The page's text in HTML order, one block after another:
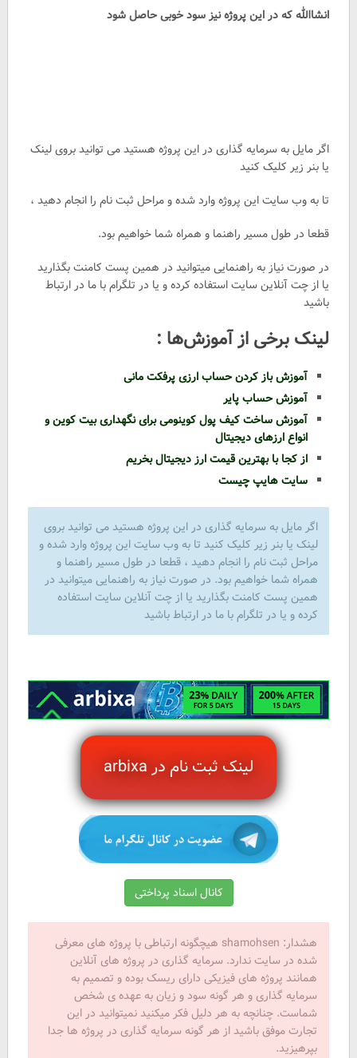
انشاالله که در این پروژه نیز سود خوبی حاصل شود
اگر مایل به سرمایه گذاری در این پروژه هستید می توانید بروی لینک
یا بنر زیر کلیک کنید
تا به وب سایت این پروژه وارد شده و مراحل ثبت نام را انجام دهید ،
قطعا در طول مسیر راهنما و همراه شما خواهیم بود.
در صورت نیاز به راهنمایی میتوانید در همین پست کامنت بگذارید
یا از چت آنلاین سایت استفاده کرده و یا در تلگرام با ما در ارتباط
باشید
لینک برخی از آموزش‌ها :
آموزش باز کردن حساب ارزی پرفکت مانی
آموزش حساب پایر
آموزش ساخت کیف پول کوینومی برای نگهداری بیت کوین و
انواع ارزهای دیجیتال
از کجا با بهترین قیمت ارز دیجیتال بخریم
سایت هایپ چیست
اگر مایل به سرمایه گذاری در این پروژه هستید می توانید بروی
لینک یا بنر زیر کلیک کنید تا به وب سایت این پروژه وارد شده و
مراحل ثبت نام را انجام دهید ، قطعا در طول مسیر راهنما و
همراه شما خواهیم بود. در صورت نیاز به راهنمایی میتوانید در
همین پست کامنت بگذارید یا از چت آنلاین سایت استفاده
کرده و یا در تلگرام با ما در ارتباط باشید
لینک ثبت نام در arbixa
هشدار: shamohsen هیچگونه ارتباطی با پروژه های معرفی
شده در سایت ندارد. سرمایه گذاری در پروژه های آنلاین
همانند پروژه های فیزیکی دارای ریسک بوده و تصمیم به
سرمایه گذاری و هر گونه سود و زیان به عهده ی شخص
شماست. چنانچه به هر دلیل فکر میکنید نمیتوانید در این
تجارت موفق باشید از هر گونه سرمایه گذاری در پروژه ها جدا
بپرهیزید.